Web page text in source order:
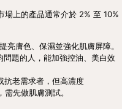
上的產品通常介於 2% 至 10%
亮膚色、保濕並強化肌膚屏障。
問題的人，能加強控油、美白效
抗老需求者，但高濃度
先做肌膚測試。